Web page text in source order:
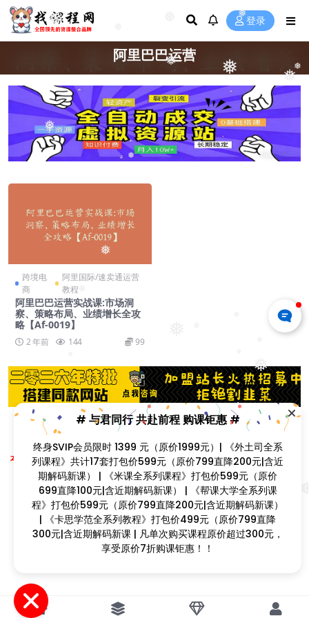
❅
❅
❅
❅
❅
❅
❅
❅
❅
❅
❅
❅
❅ ❅
❅
❅ ❅登录
阿里巴巴运营
跨境电
商
阿里国际/速卖通运营
教程
阿里巴巴运营实战课:市场洞
察、策略布局、业绩增长全攻
略【Af-0019】
2 年前 144 99
Copyright © 2023找课程网- All rights reserved
本站支持课程资源互换，优质课程资源互换请联系微信在线客服：zkcw598 (备
注：课程互换)
闽ICP备2022077749号
# 与君同行 共赴前程 购课钜惠 #
终身SVIP会员限时 1399 元（原价1999元）| 《外土司全系
列课程》共计17套打包价599元（原价799直降200元|含
近期解码新课） | 《米课全系列课程》打包价599元（原价
699直降100元|含近期解码新课） | 《帮课大学全系列课
程》打包价599元（原价799直降200元|含近期解码新
课） | 《卡思学范全系列教程》打包价499元（原价799直
降300元|含近期解码新课 | 凡单次购买课程原价超过300
元，享受原价7折购课钜惠！！